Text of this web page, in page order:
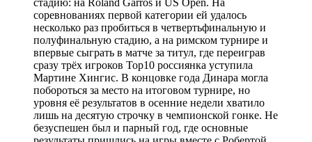
соревнованиях первой категории ей удалось
несколько раз пробиться в четвертьфинальную и
полуфинальную стадию, а на римском турнире и
впервые сыграть в матче за титул, где переиграв
сразу трёх игроков Top10 россиянка уступила
Мартине Хингис. В концовке года Динара могла
побороться за место на итоговом турнире, но
уровня её результатов в осенние недели хватило
лишь на десятую строчку в чемпионской гонке. Не
безуспешен был и парный год, где основные